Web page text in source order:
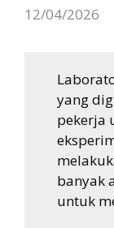
12/04/2026
yang
pekerja
banyak
untuk